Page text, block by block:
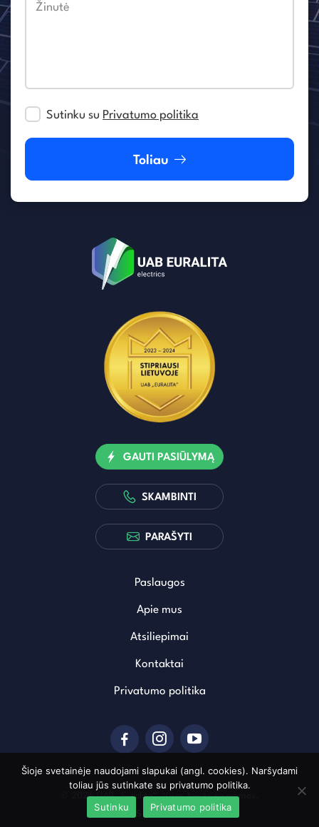
Žinutė
Sutinku su Privatumo politika
Toliau
GAUTI PASIŪLYMĄ
SKAMBINTI
PARAŠYTI
Paslaugos
Apie mus
Atsiliepimai
Kontaktai
Privatumo politika
© 2026 UAB „Euralita“. Visos teisės saugomos.
Sukurta:
Šioje svetainėje naudojami slapukai (angl. cookies). Naršydami
toliau jūs sutinkate su privatumo politika.
Sutinku
Privatumo politika